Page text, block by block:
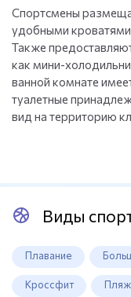
Спортсмены
удобными
Также
как мини-
ванной комнате
туалетные
вид на территорию
Виды
Плавание
Кроссфит